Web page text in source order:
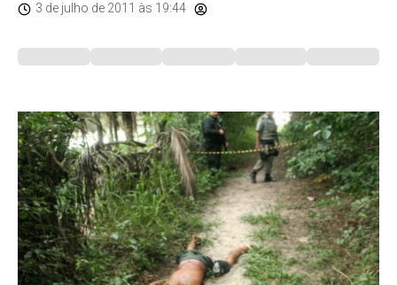
3 de julho de 2011 às 19:44